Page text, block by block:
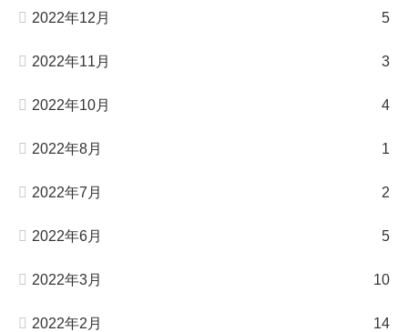
2022年12月 5
2022年11月 3
2022年10月 4
2022年8月 1
2022年7月 2
2022年6月 5
2022年3月 10
2022年2月 14